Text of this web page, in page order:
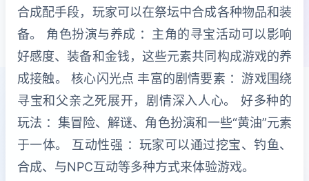
合成配手段，玩家可以在祭坛中合成各种物品和装
备。 角色扮演与养成 ：主角的寻宝活动可以影响
好感度、装备和金钱，这些元素共同构成游戏的养
成接触。 核心闪光点 丰富的剧情要素 ：游戏围绕
寻宝和父亲之死展开，剧情深入人心。 好多种的
玩法 ：集冒险、解谜、角色扮演和一些“黄油”元素
于一体。 互动性强 ：玩家可以通过挖宝、钓鱼、
合成、与NPC互动等多种方式来体验游戏。